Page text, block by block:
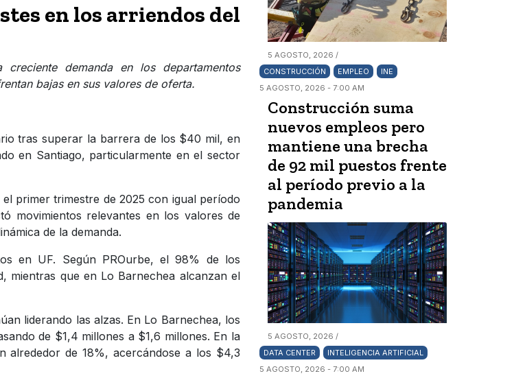
en los arriendos del
demanda en los departamentos
bajas en sus valores de oferta.
tras superar la barrera de los $40 mil, en
en Santiago, particularmente en el sector
primer trimestre de 2025 con igual período
movimientos relevantes en los valores de
de la demanda.
en UF. Según PROurbe, el 98% de los
mientras que en Lo Barnechea alcanzan el
liderando las alzas. En Lo Barnechea, los
de $1,4 millones a $1,6 millones. En la
alrededor de 18%, acercándose a los $4,3
5 AGOSTO, 2026 /
CONSTRUCCIÓN
EMPLEO
INE
5 AGOSTO, 2026 - 7:00 AM
Construcción suma
nuevos empleos pero
mantiene una brecha
de 92 mil puestos frente
al período previo a la
pandemia
5 AGOSTO, 2026 /
DATA CENTER
INTELIGENCIA ARTIFICIAL
5 AGOSTO, 2026 - 7:00 AM